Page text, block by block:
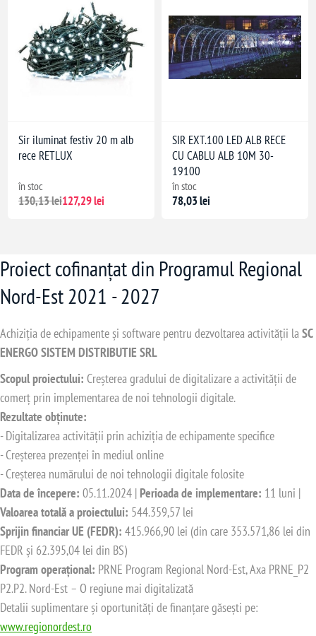
Sir iluminat festiv 20 m alb
rece RETLUX
în stoc
130,13 lei127,29 lei
SIR EXT.100 LED ALB RECE
CU CABLU ALB 10M 30-
19100
în stoc
78,03 lei
Proiect cofinanțat din Programul Regional
Nord-Est 2021 - 2027
Achiziția de echipamente și software pentru dezvoltarea activității laSC
ENERGO SISTEM DISTRIBUTIE SRL
Scopul proiectului: Creșterea gradului de digitalizare a activității de
comerț prin implementarea de noi tehnologii digitale.
Rezultate obținute:
- Digitalizarea activității prin achiziția de echipamente specifice
- Creșterea prezenței în mediul online
- Creșterea numărului de noi tehnologii digitale folosite
Data de începere: 05.11.2024 | Perioada de implementare: 11 luni |
Valoarea totală a proiectului: 544.359,57 lei
Sprijin financiar UE (FEDR): 415.966,90 lei (din care 353.571,86 lei din
FEDR și 62.395,04 lei din BS)
Program operațional: PRNE Program Regional Nord-Est, Axa PRNE_P2
P2.P2. Nord-Est – O regiune mai digitalizată
Detalii suplimentare și oportunități de finanțare găsești pe:
www.regionordest.ro